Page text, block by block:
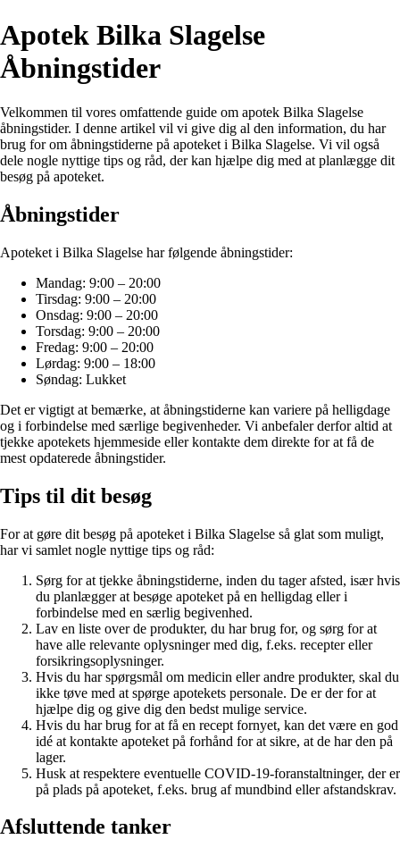
Apotek Bilka Slagelse
Åbningstider
Velkommen til vores omfattende guide om apotek Bilka Slagelse
åbningstider. I denne artikel vil vi give dig al den information, du har
brug for om åbningstiderne på apoteket i Bilka Slagelse. Vi vil også
dele nogle nyttige tips og råd, der kan hjælpe dig med at planlægge dit
besøg på apoteket.
Åbningstider
Apoteket i Bilka Slagelse har følgende åbningstider:
Mandag: 9:00 – 20:00
Tirsdag: 9:00 – 20:00
Onsdag: 9:00 – 20:00
Torsdag: 9:00 – 20:00
Fredag: 9:00 – 20:00
Lørdag: 9:00 – 18:00
Søndag: Lukket
Det er vigtigt at bemærke, at åbningstiderne kan variere på helligdage
og i forbindelse med særlige begivenheder. Vi anbefaler derfor altid at
tjekke apotekets hjemmeside eller kontakte dem direkte for at få de
mest opdaterede åbningstider.
Tips til dit besøg
For at gøre dit besøg på apoteket i Bilka Slagelse så glat som muligt,
har vi samlet nogle nyttige tips og råd:
Sørg for at tjekke åbningstiderne, inden du tager afsted, især hvis
du planlægger at besøge apoteket på en helligdag eller i
forbindelse med en særlig begivenhed.
Lav en liste over de produkter, du har brug for, og sørg for at
have alle relevante oplysninger med dig, f.eks. recepter eller
forsikringsoplysninger.
Hvis du har spørgsmål om medicin eller andre produkter, skal du
ikke tøve med at spørge apotekets personale. De er der for at
hjælpe dig og give dig den bedst mulige service.
Hvis du har brug for at få en recept fornyet, kan det være en god
idé at kontakte apoteket på forhånd for at sikre, at de har den på
lager.
Husk at respektere eventuelle COVID-19-foranstaltninger, der er
på plads på apoteket, f.eks. brug af mundbind eller afstandskrav.
Afsluttende tanker